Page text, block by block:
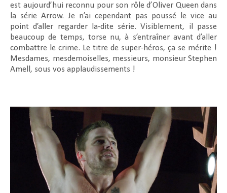
est aujourd’hui reconnu pour son rôle d’Oliver Queen dans
la série Arrow. Je n’ai cependant pas poussé le vice au
point d’aller regarder la-dite série. Visiblement, il passe
beaucoup de temps, torse nu, à s’entraîner avant d’aller
combattre le crime. Le titre de super-héros, ça se mérite !
Mesdames, mesdemoiselles, messieurs, monsieur Stephen
Amell, sous vos applaudissements !